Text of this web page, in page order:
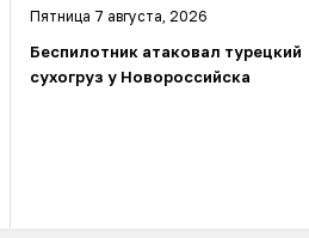
Пятница 7 августа, 2026
Беспилотник атаковал турецкий
сухогруз у Новороссийска